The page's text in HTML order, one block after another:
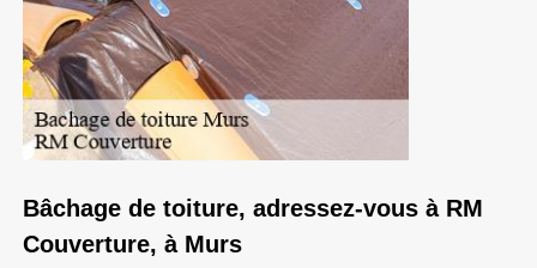
Bâchage de toiture, adressez-vous à RM
Couverture, à Murs